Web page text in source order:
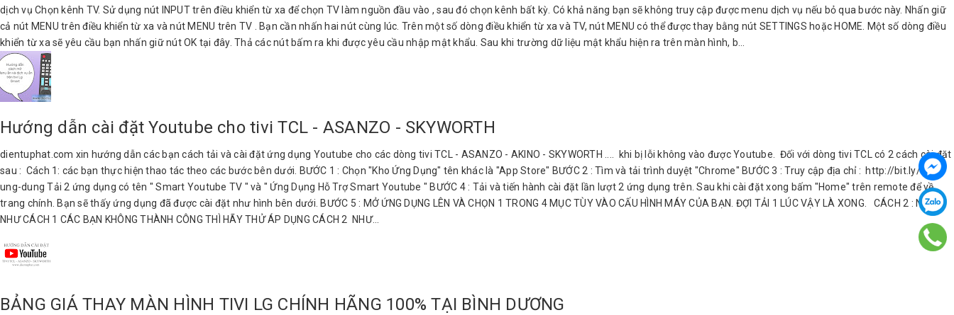
dịch vụ Chọn kênh TV. Sử dụng nút INPUT trên điều khiển từ xa để chọn TV làm nguồn đầu vào , sau đó chọn kênh bất kỳ. Có khả năng bạn sẽ không truy cập được menu dịch vụ nếu bỏ qua bước này. Nhấn giữ
cả nút MENU trên điều khiển từ xa và nút MENU trên TV . Bạn cần nhấn hai nút cùng lúc. Trên một số dòng điều khiển từ xa và TV, nút MENU có thể được thay bằng nút SETTINGS hoặc HOME. Một số dòng điều
khiển từ xa sẽ yêu cầu bạn nhấn giữ nút OK tại đây. Thả các nút bấm ra khi được yêu cầu nhập mật khẩu. Sau khi trường dữ liệu mật khẩu hiện ra trên màn hình, b...
Hướng dẫn cài đặt Youtube cho tivi TCL - ASANZO - SKYWORTH
dientuphat.com xin hướng dẫn các bạn cách tải và cài đặt ứng dụng Youtube cho các dòng tivi TCL - ASANZO - AKINO - SKYWORTH .... khi bị lỗi không vào được Youtube. Đối với dòng tivi TCL có 2 cách cài đặt
sau : Cách 1: các bạn thực hiện thao tác theo các bước bên dưới. BƯỚC 1 : Chọn "Kho Ứng Dụng" tên khác là "App Store" BƯỚC 2 : Tìm và tải trình duyệt "Chrome" BƯỚC 3 : Truy cập địa chỉ : http://bit.ly/kho-
ung-dung Tải 2 ứng dụng có tên " Smart Youtube TV " và " Ứng Dụng Hỗ Trợ Smart Youtube " BƯỚC 4 : Tải và tiến hành cài đặt lần lượt 2 ứng dụng trên. Sau khi cài đặt xong bấm "Home" trên remote để về
trang chính. Bạn sẽ thấy ứng dụng đã được cài đặt như hình bên dưới. BƯỚC 5 : MỞ ỨNG DỤNG LÊN VÀ CHỌN 1 TRONG 4 MỤC TÙY VÀO CẤU HÌNH MÁY CỦA BẠN. ĐỢI TẢI 1 LÚC VẬY LÀ XONG. CÁCH 2 : NẾU
NHƯ CÁCH 1 CÁC BẠN KHÔNG THÀNH CÔNG THÌ HÃY THỬ ÁP DỤNG CÁCH 2 NHƯ...
BẢNG GIÁ THAY MÀN HÌNH TIVI LG CHÍNH HÃNG 100% TẠI BÌNH DƯƠNG